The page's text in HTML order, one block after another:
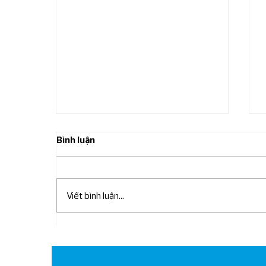
ngắn hạn và dài hạn (Sửa đổi
Bình luận
Viết bình luận...